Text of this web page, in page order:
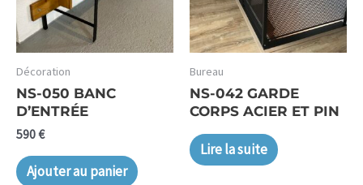
Décoration
NS-050 BANC
D’ENTRÉE
590€
Ajouter au panier
Bureau
NS-042 GARDE
CORPS ACIER ET PIN
Lire la suite